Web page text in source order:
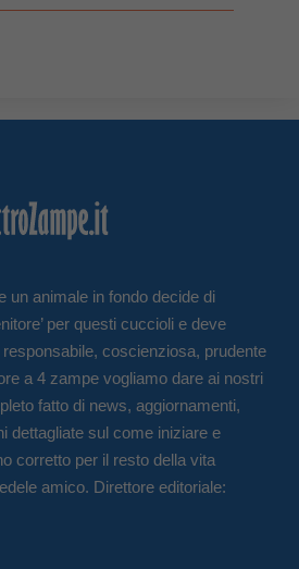
un animale in fondo decide di
per questi cuccioli e deve
coscienziosa, prudente
a 4 zampe vogliamo dare ai nostri
fatto di news, aggiornamenti,
dettagliate sul come iniziare e
corretto per il resto della vita
amico. Direttore editoriale: